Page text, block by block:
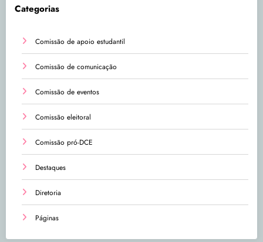
Categorias
Comissão de apoio estudantil
Comissão de comunicação
Comissão de eventos
Comissão eleitoral
Comissão pró-DCE
Destaques
Diretoria
Páginas